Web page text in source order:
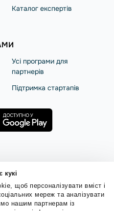
кукі
щоб персоналізувати вміст і
мереж та аналізувати
нашим партнерам із
Каталог експертів
Усі програми для
партнерів
Підтримка стартапів
CookiesБезпека SendPulse